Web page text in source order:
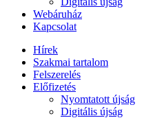
Webáruház
Kapcsolat
Hírek
Szakmai tartalom
Felszerelés
Előfizetés
Nyomtatott újság
Digitális újság